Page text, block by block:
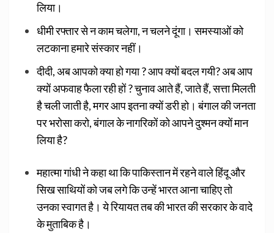
लिया।
धीमी रफ्तार से न काम चलेगा, न चलने दूंगा। समस्याओं को
लटकाना हमारे संस्कार नहीं।
दीदी, अब आपको क्या हो गया ? आप क्यों बदल गयी? अब आप
क्यों अफवाह फैला रही हों ? चुनाव आते हैं, जाते हैं, सत्ता मिलती
है चली जाती है, मगर आप इतना क्यों डरी हो। बंगाल की जनता
पर भरोसा करो, बंगाल के नागरिकों को आपने दुश्मन क्यों मान
लिया है?
महात्मा गांधी ने कहा था कि पाकिस्तान में रहने वाले हिंदू और
सिख साथियों को जब लगे कि उन्हें भारत आना चाहिए तो
उनका स्वागत है। ये रियायत तब की भारत की सरकार के वादे
के मुताबिक है।